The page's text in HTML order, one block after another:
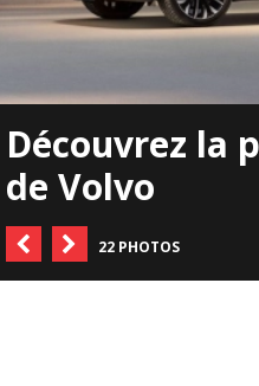
Découvrez la
de Volvo
22 PHOTOS